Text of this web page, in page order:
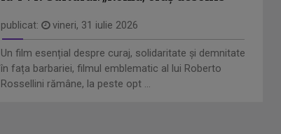
publicat: vineri, 31 iulie 2026
Un film esențial despre curaj, solidaritate și demnitate
în fața barbariei, filmul emblematic al lui Roberto
Rossellini rămâne, la peste opt ...